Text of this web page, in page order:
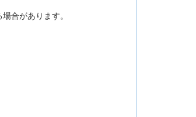
合があります。